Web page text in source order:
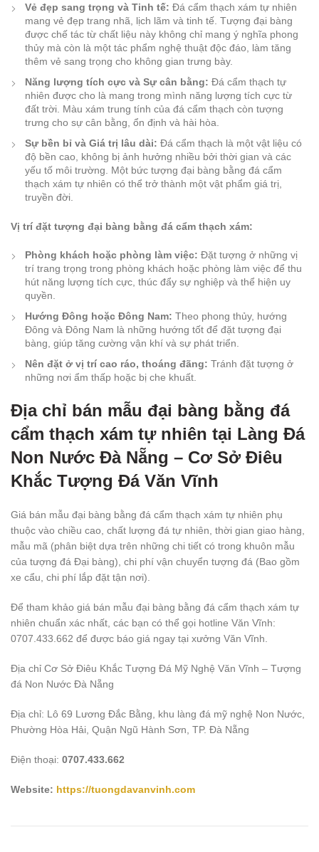
Vẻ đẹp sang trọng và Tinh tế: Đá cẩm thạch xám tự nhiên
mang vẻ đẹp trang nhã, lịch lãm và tinh tế. Tượng đại bàng
được chế tác từ chất liệu này không chỉ mang ý nghĩa phong
thủy mà còn là một tác phẩm nghệ thuật độc đáo, làm tăng
thêm vẻ sang trọng cho không gian trưng bày.
Năng lượng tích cực và Sự cân bằng: Đá cẩm thạch tự
nhiên được cho là mang trong mình năng lượng tích cực từ
đất trời. Màu xám trung tính của đá cẩm thạch còn tượng
trưng cho sự cân bằng, ổn định và hài hòa.
Sự bền bỉ và Giá trị lâu dài: Đá cẩm thạch là một vật liệu có
độ bền cao, không bị ảnh hưởng nhiều bởi thời gian và các
yếu tố môi trường. Một bức tượng đại bàng bằng đá cẩm
thạch xám tự nhiên có thể trở thành một vật phẩm giá trị,
truyền đời.
Vị trí đặt tượng đại bàng bằng đá cẩm thạch xám:
Phòng khách hoặc phòng làm việc: Đặt tượng ở những vị
trí trang trọng trong phòng khách hoặc phòng làm việc để thu
hút năng lượng tích cực, thúc đẩy sự nghiệp và thể hiện uy
quyền.
Hướng Đông hoặc Đông Nam: Theo phong thủy, hướng
Đông và Đông Nam là những hướng tốt để đặt tượng đại
bàng, giúp tăng cường vận khí và sự phát triển.
Nên đặt ở vị trí cao ráo, thoáng đãng: Tránh đặt tượng ở
những nơi ẩm thấp hoặc bị che khuất.
Địa chỉ bán mẫu đại bàng bằng đá
cẩm thạch xám tự nhiên tại Làng Đá
Non Nước Đà Nẵng – Cơ Sở Điêu
Khắc Tượng Đá Văn Vĩnh
Giá bán mẫu đại bàng bằng đá cẩm thạch xám tự nhiên phụ
thuộc vào chiều cao, chất lượng đá tự nhiên, thời gian giao hàng,
mẫu mã (phân biệt dựa trên những chi tiết có trong khuôn mẫu
của tượng đá Đại bàng), chi phí vận chuyển tượng đá (Bao gồm
xe cẩu, chi phí lắp đặt tận nơi).
Để tham khảo giá bán mẫu đại bàng bằng đá cẩm thạch xám tự
nhiên chuẩn xác nhất, các bạn có thể gọi hotline Văn Vĩnh:
0707.433.662 để được báo giá ngay tại xưởng Văn Vĩnh.
Địa chỉ Cơ Sở Điêu Khắc Tượng Đá Mỹ Nghệ Văn Vĩnh – Tượng
đá Non Nước Đà Nẵng
Địa chỉ: Lô 69 Lương Đắc Bằng, khu làng đá mỹ nghệ Non Nước,
Phường Hòa Hải, Quận Ngũ Hành Sơn, TP. Đà Nẵng
Điện thoại: 0707.433.662
Website: https://tuongdavanvinh.com